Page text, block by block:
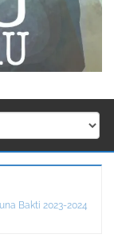
Bakti 2023-2024